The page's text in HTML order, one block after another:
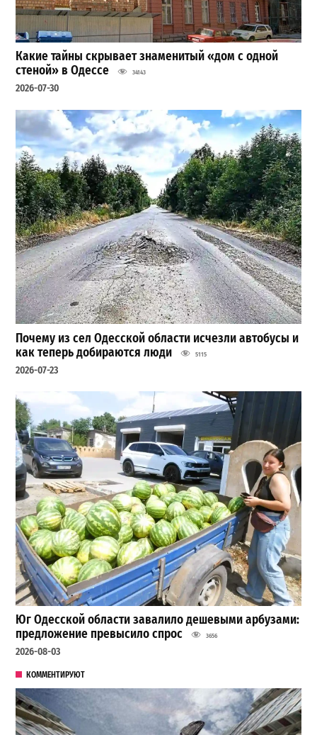
Какие тайны скрывает знаменитый «дом с одной
стеной» в Одессе
34143
2026-07-30
Почему из сел Одесской области исчезли автобусы и
как теперь добираются люди
5115
2026-07-23
Юг Одесской области завалило дешевыми арбузами:
предложение превысило спрос
3656
2026-08-03
КОММЕНТИРУЮТ